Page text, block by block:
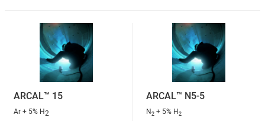
ARCAL™ 15
Ar + 5% H2
ARCAL™ N5-5
N 2 + 5% H 2